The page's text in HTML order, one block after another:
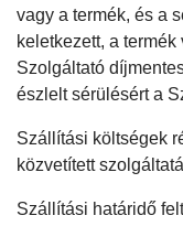
vagy a termék, és a
keletkezett, a
Szolgáltató
észlelt sérülésért a
Szállítási költségek
közvetített
Szállítási határidő